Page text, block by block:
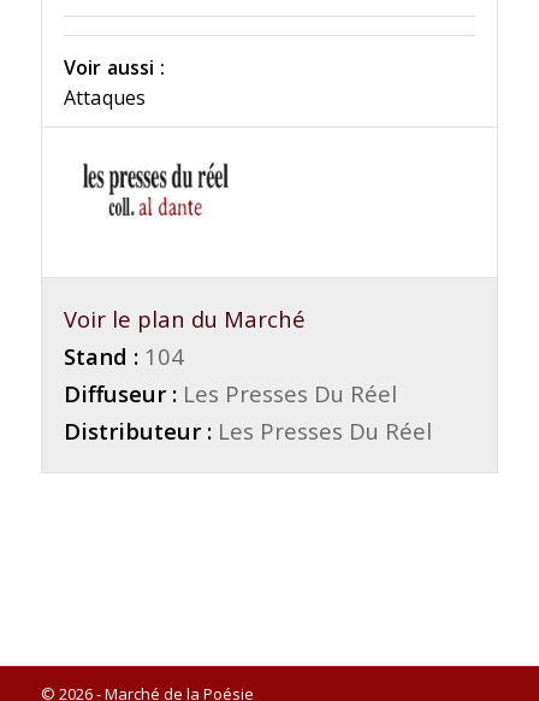
Voir aussi :
Attaques
Voir le plan du Marché
Stand : 104
Diffuseur : Les Presses Du Réel
Distributeur : Les Presses Du Réel
© 2026 - Marché de la Poésie